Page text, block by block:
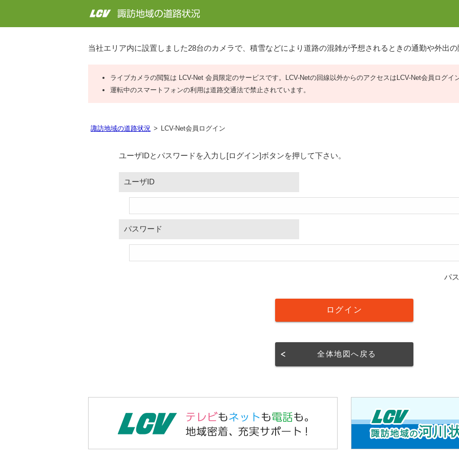
当社エリア内に設置しました28台のカメラで、積雪などにより道路の混雑が予想されるときの通勤や外出
ライブカメラの閲覧は LCV-Net 会員限定のサービスです。LCV-Netの回線以外からのアクセスはLCV-Net会員ログイ
運転中のスマートフォンの利用は道路交通法で禁止されています。
諏訪地域の道路状況 LCV-Net会員ログイン
ユーザIDとパスワードを入力し[ログイン]ボタンを押して下さい。
ユーザID
パスワード
パ
全体地図へ戻る